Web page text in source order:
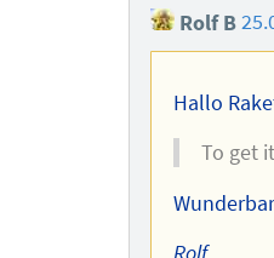
Rolf B
Hallo
To get